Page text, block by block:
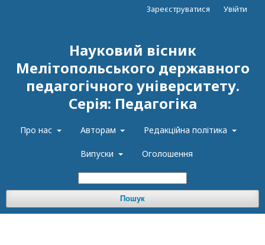
Науковий вісник
Мелітопольського державного
педагогічного університету.
Серія: Педагогіка
Про нас Авторам Редакційна політика
Випуски Оголошення
Пошук
Зареєструватися Увійти